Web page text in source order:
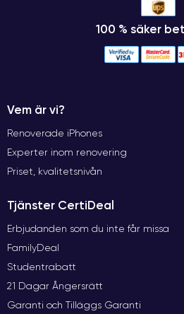
100 % säker
Vem är vi?
Renoverade iPhones
Experter inom renovering
Priset, kvalitetsnivån
Tjänster CertiDeal
Erbjudanden som du inte får missa
FamilyDeal
Studentrabatt
21 Dagar Ångersrätt
Garanti och Tilläggs Garanti